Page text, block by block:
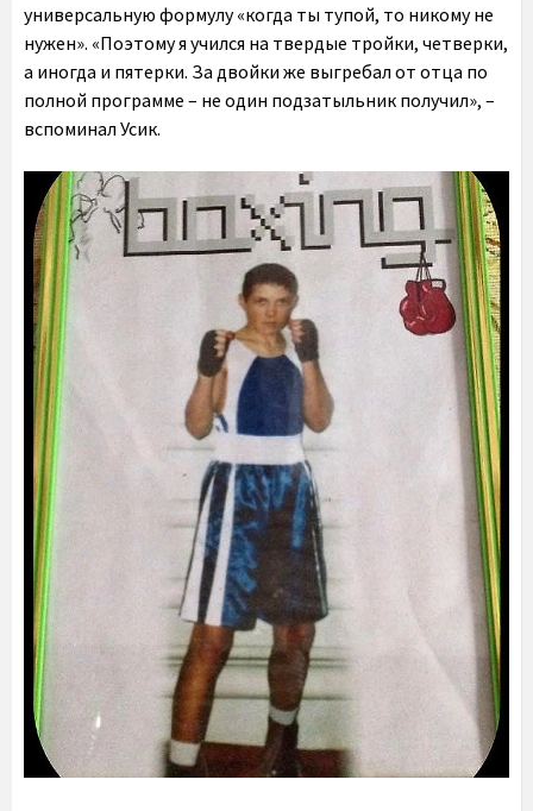
универсальную формулу «когда ты тупой, то никому не
нужен». «Поэтому я учился на твердые тройки, четверки,
а иногда и пятерки. За двойки же выгребал от отца по
полной программе – не один подзатыльник получил», –
вспоминал Усик.